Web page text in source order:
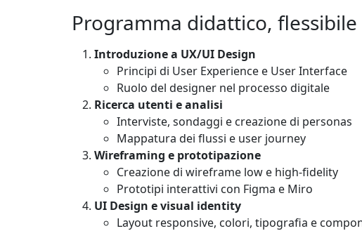
Programma didattico,
Introduzione a UX/UI Design
Principi di User Experience e User Interface
Ruolo del designer nel processo digitale
Ricerca utenti e analisi
Interviste, sondaggi e creazione di personas
Mappatura dei flussi e user journey
Wireframing e prototipazione
Creazione di wireframe low e high-fidelity
Prototipi interattivi con Figma e Miro
UI Design e visual identity
Layout responsive, colori, tipografia e